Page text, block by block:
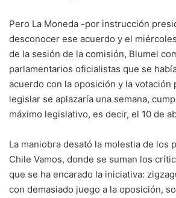
Pero La Moneda -por instrucción
desconocer ese acuerdo y el
de la sesión de la comisión, Blumel
parlamentarios oficialistas que se
acuerdo con la oposición y la votación
legislar se aplazaría una semana,
máximo legislativo, es decir, el 10 de
La maniobra desató la molestia de los
Chile Vamos, donde se suman los
que se ha encarado la iniciativa:
con demasiado juego a la oposición,